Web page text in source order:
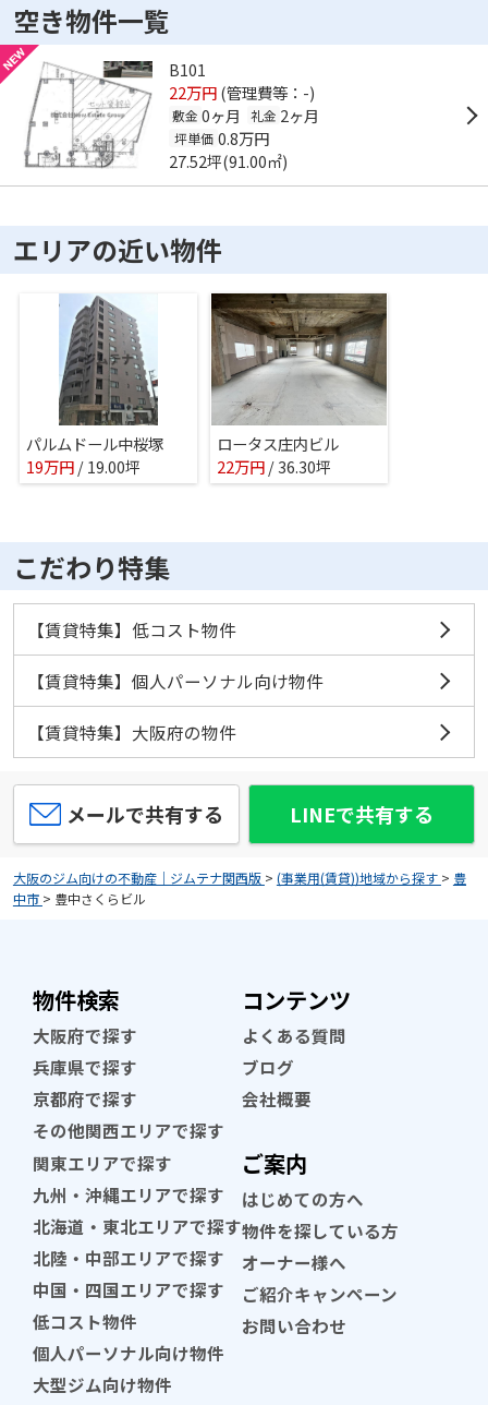
空き物件一覧
B101
22万円(管理費等：-)
敷金 0ヶ月 礼金 2ヶ月
坪単価 0.8万円
27.52坪(91.00㎡)
エリアの近い物件
パルムドール中桜塚
19万円/ 19.00坪
ロータス庄内ビル
22万円/ 36.30坪
こだわり特集
【賃貸特集】低コスト物件
【賃貸特集】個人パーソナル向け物件
【賃貸特集】大阪府の物件
メールで共有する LINEで共有する
大阪のジム向けの不動産｜ジムテナ関西版 > (事業用(賃貸))地域から探す > 豊
中市 > 豊中さくらビル
物件検索
大阪府で探す
兵庫県で探す
京都府で探す
その他関西エリアで探す
関東エリアで探す
九州・沖縄エリアで探す
北海道・東北エリアで探す
北陸・中部エリアで探す
中国・四国エリアで探す
低コスト物件
個人パーソナル向け物件
大型ジム向け物件
コンテンツ
よくある質問
ブログ
会社概要
ご案内
はじめての方へ
物件を探している方
オーナー様へ
ご紹介キャンペーン
お問い合わせ